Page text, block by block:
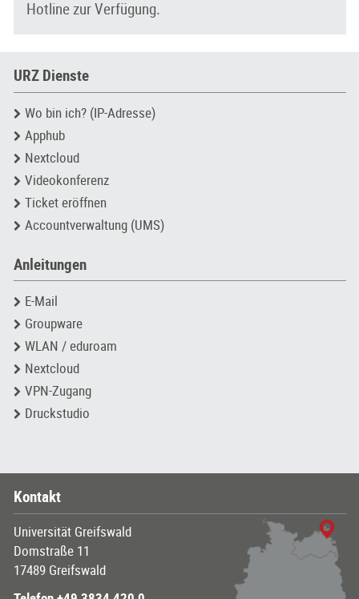
Hotline zur Verfügung.
URZ Dienste
Wo bin ich? (IP-Adresse)
Apphub
Nextcloud
Videokonferenz
Ticket eröffnen
Accountverwaltung (UMS)
Anleitungen
E-Mail
Groupware
WLAN / eduroam
Nextcloud
VPN-Zugang
Druckstudio
Kontakt
Universität Greifswald
Domstraße 11
17489 Greifswald